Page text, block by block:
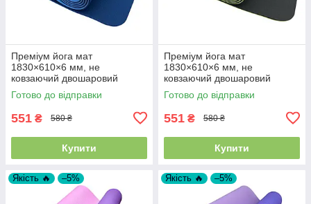
Преміум йога мат
1830×610×6 мм, не
ковзаючий двошаровий
килимок для фітнесу, TPE-
ТС, синій верх/блакитний низ
Готово до відправки
551 ₴ 580 ₴
Купити
Преміум йога мат
1830×610×6 мм, не
ковзаючий двошаровий
килимок для фітнесу, TPE-
ТС, чорний верх/салатний
Готово до відправки
551 ₴ 580 ₴
Купити
Якість 🔥 –5% Якість 🔥 –5%